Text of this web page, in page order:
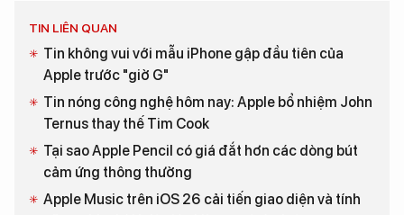
TIN LIÊN QUAN
Tin không vui với mẫu iPhone gập đầu tiên của
Apple trước "giờ G"
Tin nóng công nghệ hôm nay: Apple bổ nhiệm John
Ternus thay thế Tim Cook
Tại sao Apple Pencil có giá đắt hơn các dòng bút
cảm ứng thông thường
Apple Music trên iOS 26 cải tiến giao diện và tính